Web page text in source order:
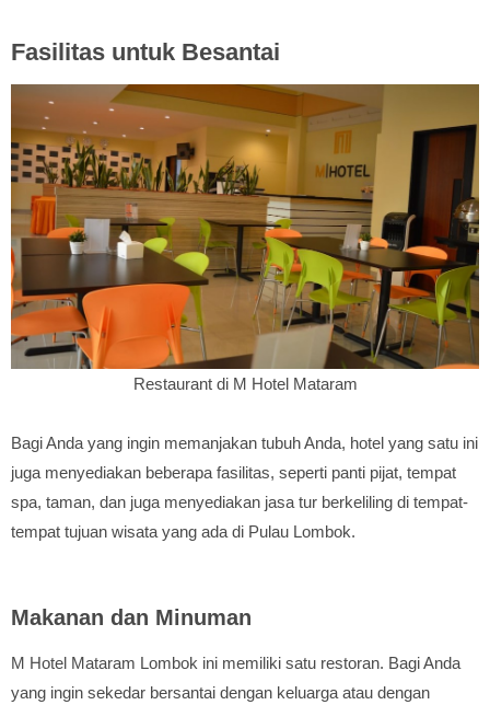
Fasilitas untuk Besantai
Restaurant di M Hotel Mataram
Bagi Anda yang ingin memanjakan tubuh Anda, hotel yang satu ini
juga menyediakan beberapa fasilitas, seperti panti pijat, tempat
spa, taman, dan juga menyediakan jasa tur berkeliling di tempat-
tempat tujuan wisata yang ada di Pulau Lombok.
Makanan dan Minuman
M Hotel Mataram Lombok ini memiliki satu restoran. Bagi Anda
yang ingin sekedar bersantai dengan keluarga atau dengan